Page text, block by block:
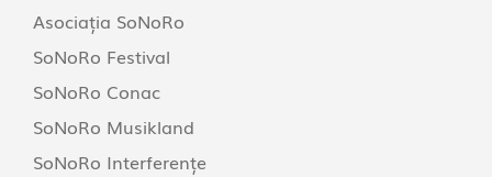
Asociația SoNoRo
SoNoRo Festival
SoNoRo Conac
SoNoRo Musikland
SoNoRo Interferențe